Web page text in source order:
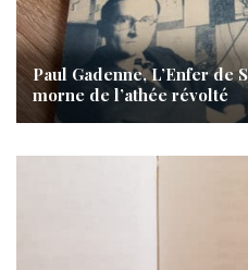
Paul Gadenne, L’Enfer de
morne de l’athée révolté